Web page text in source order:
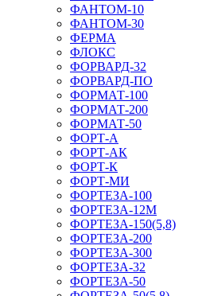
ФАНТОМ-10
ФАНТОМ-30
ФЕРМА
ФЛОКС
ФОРВАРД-32
ФОРВАРД-ПО
ФОРМАТ-100
ФОРМАТ-200
ФОРМАТ-50
ФОРТ-А
ФОРТ-АК
ФОРТ-К
ФОРТ-МИ
ФОРТЕЗА-100
ФОРТЕЗА-12М
ФОРТЕЗА-150(5,8)
ФОРТЕЗА-200
ФОРТЕЗА-300
ФОРТЕЗА-32
ФОРТЕЗА-50